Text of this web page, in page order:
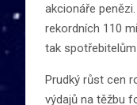
akcionáře
rekordních 110
tak
Prudký růst cen
výdajů na těžbu